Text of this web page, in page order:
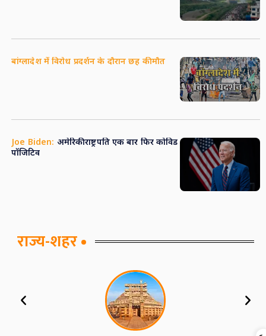
बांग्लादेश में विरोध प्रदर्शन के दौरान छह की मौत
Joe Biden: अमेरिकी राष्ट्रपति एक बार फिर कोविड
पॉजिटिव
राज्य-शहर